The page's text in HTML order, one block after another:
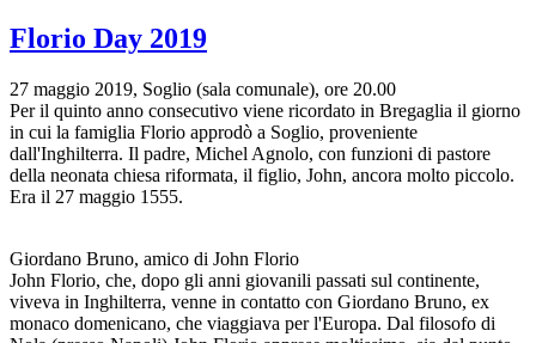
Florio Day 2019
27 maggio 2019, Soglio (sala comunale), ore 20.00
Per il quinto anno consecutivo viene ricordato in Bregaglia il giorno
in cui la famiglia Florio approdò a Soglio, proveniente
dall'Inghilterra. Il padre, Michel Agnolo, con funzioni di pastore
della neonata chiesa riformata, il figlio, John, ancora molto piccolo.
Era il 27 maggio 1555.
Giordano Bruno, amico di John Florio
John Florio, che, dopo gli anni giovanili passati sul continente,
viveva in Inghilterra, venne in contatto con Giordano Bruno, ex
monaco domenicano, che viaggiava per l'Europa. Dal filosofo di